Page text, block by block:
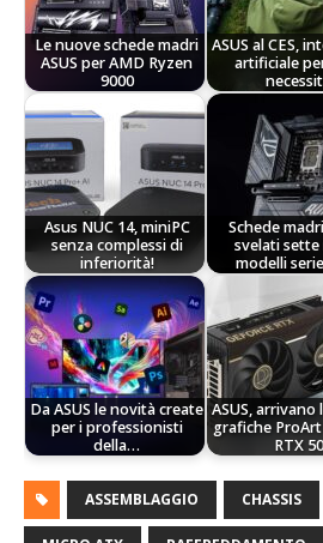
Le nuove schede madri
ASUS per AMD Ryzen
9000
ASUS al CES,
artificiale
Asus NUC 14, miniPC
senza complessi di
inferiorità!
Schede
svelati
modelli
Da ASUS le novità create
per i professionisti
della…
ASUS, arrivano
grafiche
RTX 50
ASSEMBLAGGIO CHASSIS